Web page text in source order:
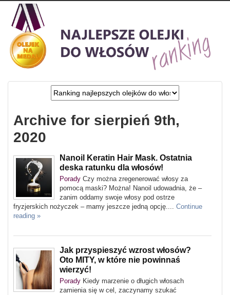
Archive for sierpień 9th,
2020
Nanoil Keratin Hair Mask. Ostatnia
deska ratunku dla włosów!
Porady Czy można zregenerować włosy za
pomocą maski? Można! Nanoil udowadnia, że –
zanim oddamy swoje włosy pod ostrze
fryzjerskich nożyczek – mamy jeszcze jedną opcję.... Continue
reading »
Jak przyspieszyć wzrost włosów?
Oto MITY, w które nie powinnaś
wierzyć!
Porady Kiedy marzenie o długich włosach
zamienia się w cel, zaczynamy szukać